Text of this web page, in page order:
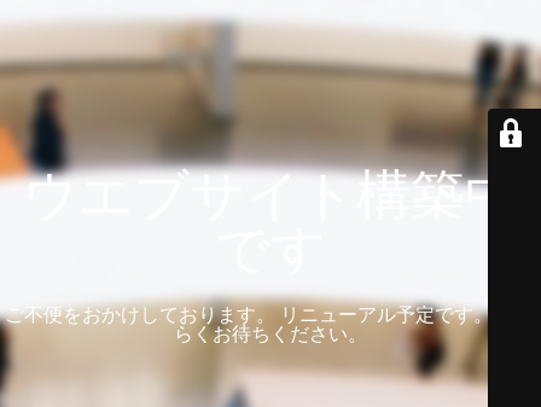
ウエブサイト構築中
ご不便をおかけしております。 リニューアル予定です。 しば
らくお待ちください。